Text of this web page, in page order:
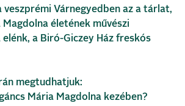
veszprémi Várnegyedben az a tárlat,
életének művészi
a Biró-Giczey Ház freskós
megtudhatjuk:
Mária Magdolna kezében?